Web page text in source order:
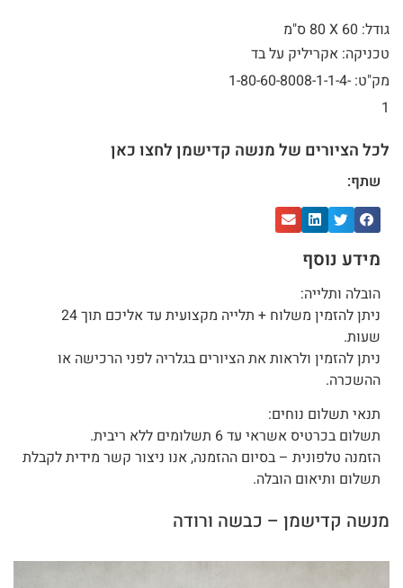
גודל: 60 X
80 ס"מ
טכניקה: אקריליק על בד
מק"ט: 1-80-60-8008-1-1-4-
1
לכל הציורים של מנשה קדישמן לחצו כאן
שתף:
מידע נוסף
הובלה ותלייה:
ניתן להזמין משלוח + תלייה מקצועית עד אליכם תוך 24
שעות.
ניתן להזמין ולראות את הציורים בגלריה לפני הרכישה או
ההשכרה.
תנאי תשלום נוחים:
תשלום בכרטיס אשראי עד 6 תשלומים ללא ריבית.
הזמנה טלפונית – בסיום ההזמנה, אנו ניצור קשר מידית לקבלת
תשלום ותיאום הובלה.
מנשה קדישמן – כבשה ורודה